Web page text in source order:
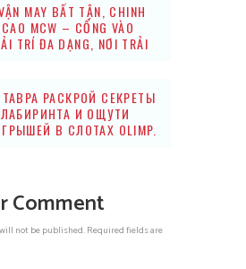
MAY BẤT TẬN, CHINH
MCW – CỔNG VÀO
TRÍ ĐA DẠNG, NƠI TRẢI
РАСКРОЙ СЕКРЕТЫ
И ОЩУТИ
В СЛОТАХ OLIMP.
Comment
not be published. Required fields are